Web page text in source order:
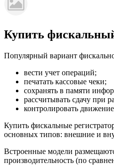
Купить
Популярный вариант
вести учет операций;
печатать кассовые чеки;
сохранять в памяти
рассчитывать сдачу при
контролировать
Купить фискальные
основных типов: внешние и
Встроенные модели
производительность (по